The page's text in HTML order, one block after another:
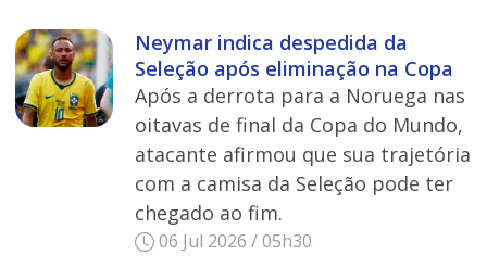
Neymar indica despedida da
Seleção após eliminação na Copa
Após a derrota para a Noruega nas
oitavas de final da Copa do Mundo,
atacante afirmou que sua trajetória
com a camisa da Seleção pode ter
chegado ao fim.
06 Jul 2026 / 05h30